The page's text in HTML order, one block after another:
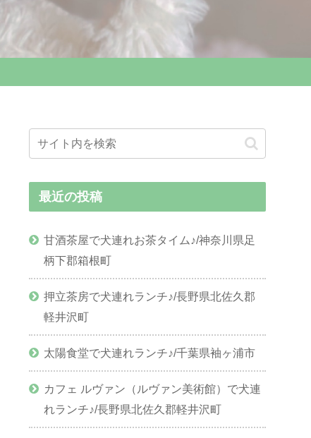
最近の投稿
甘酒茶屋で犬連れお茶タイム♪/神奈川県足
柄下郡箱根町
押立茶房で犬連れランチ♪/長野県北佐久郡
軽井沢町
太陽食堂で犬連れランチ♪/千葉県袖ヶ浦市
カフェ ルヴァン（ルヴァン美術館）で犬連
れランチ♪/長野県北佐久郡軽井沢町